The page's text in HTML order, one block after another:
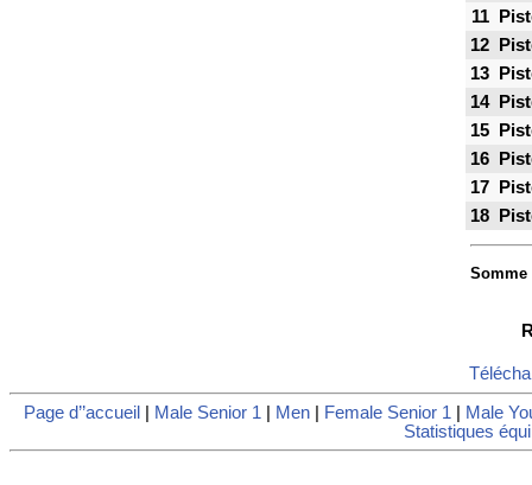
11
12
13
14
15
16
17
18
Somme
Page d’’accueil Male Senior 1 Men| Female Senior 1
Male
Statistiques